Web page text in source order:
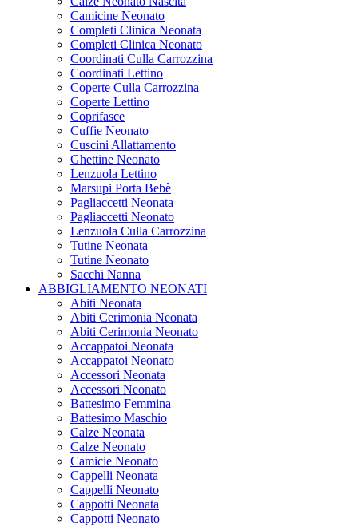
Camicine Neonato
Completi Clinica Neonata
Completi Clinica Neonato
Coordinati Culla Carrozzina
Coordinati Lettino
Coperte Culla Carrozzina
Coperte Lettino
Coprifasce
Cuffie Neonato
Cuscini Allattamento
Ghettine Neonato
Lenzuola Lettino
Marsupi Porta Bebè
Pagliaccetti Neonata
Pagliaccetti Neonato
Lenzuola Culla Carrozzina
Tutine Neonata
Tutine Neonato
Sacchi Nanna
ABBIGLIAMENTO NEONATI
Abiti Neonata
Abiti Cerimonia Neonata
Abiti Cerimonia Neonato
Accappatoi Neonata
Accappatoi Neonato
Accessori Neonata
Accessori Neonato
Battesimo Femmina
Battesimo Maschio
Calze Neonata
Calze Neonato
Camicie Neonato
Cappelli Neonata
Cappelli Neonato
Cappotti Neonata
Cappotti Neonato